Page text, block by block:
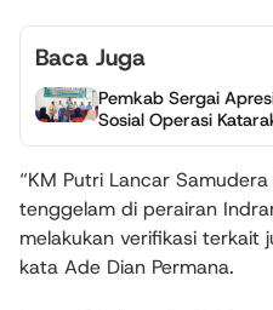
Baca Juga
Pemkab Sergai
Sosial Operasi
“KM Putri Lancar
tenggelam di perairan
melakukan verifikasi terkait
kata Ade Dian Permana.